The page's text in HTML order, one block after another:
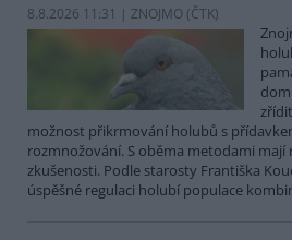
8.8.2026 11:31 | ZNOJMO (ČTK)
možnost přikrmování holubů s
rozmnožování. S oběma metodami mají
zkušenosti. Podle starosty Františka
úspěšné regulaci holubí populace